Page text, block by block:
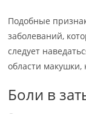
Подобные
заболеваний,
следует
области макушки,
Боли в